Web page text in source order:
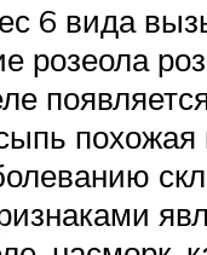
6 вида
розеола